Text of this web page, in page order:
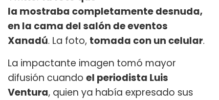
la mostraba completamente desnuda,
en la cama del salón de eventos
Xanadú. La foto, tomada con un celular.
La impactante imagen tomó mayor
difusión cuando el periodista Luis
Ventura, quien ya había expresado sus